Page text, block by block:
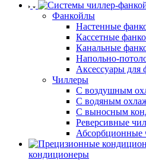
Фанкойлы
Настенные
Кассетные
Канальные
Напольно-
Аксессуары для
Чиллеры
С воздушным
С водяным
С выносным
Реверсивные
Абсорбционные
кондиционеры